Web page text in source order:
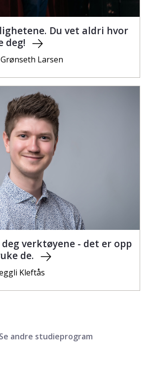
Du vet aldri hvor
deg!
Larsen
verktøyene - det er opp
de.
Kleftås
Se andre studieprogram